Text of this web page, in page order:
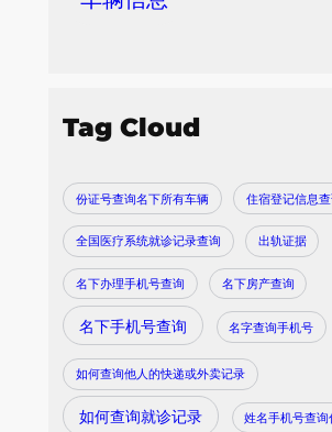
Tag Cloud
份证号查询名下所有车辆 住宿登记信息
全国医疗系统就诊记录查询 出轨证据
名下办理手机号查询 名下房产查询
名下手机号查询 名字查询手机号
如何查询他人的快递或外卖记录
如何查询就诊记录 姓名手机号查询